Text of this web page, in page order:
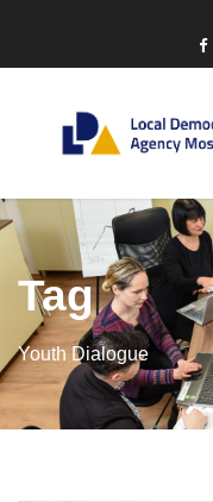
Tag
Youth Dialogue